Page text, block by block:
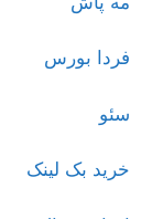
فردا بورس
سئو
خرید بک لینک